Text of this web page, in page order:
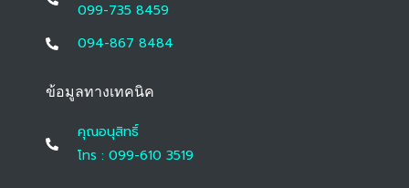
099-735 8459
094-867 8484
ข้อมูลทางเทคนิค
คุณอนุสิทธิ์
โทร : 099-610 3519